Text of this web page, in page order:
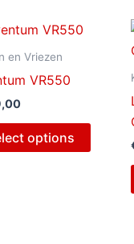
en Vriezen
VR550
options